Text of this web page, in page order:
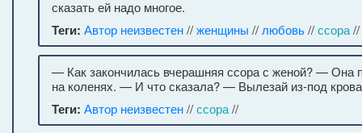
сказать ей надо многое.
Теги: Автор неизвестен//женщины // любовь//ссора//
— Как закончилась вчерашняя ссора с женой? — Она
на коленях. — И что сказала? — Вылезай из-под
Теги: Автор неизвестен//ссора//